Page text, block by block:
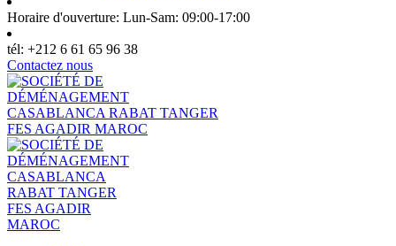
Horaire d'ouverture: Lun-Sam: 09:00-17:00
tél: +212 6 61 65 96 38
Contactez nous